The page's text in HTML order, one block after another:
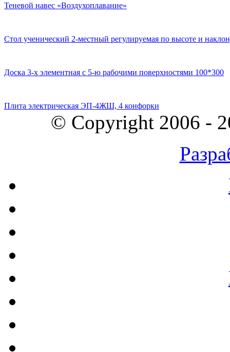
Теневой навес «Воздухоплавание»
Стол ученический 2-местный регулируемая по высоте и
Доска 3-х элементная с 5-ю рабочими поверхностями 100*300
Плита электрическая ЭП-4ЖШ, 4 конфорки
© Copyright 2006 -